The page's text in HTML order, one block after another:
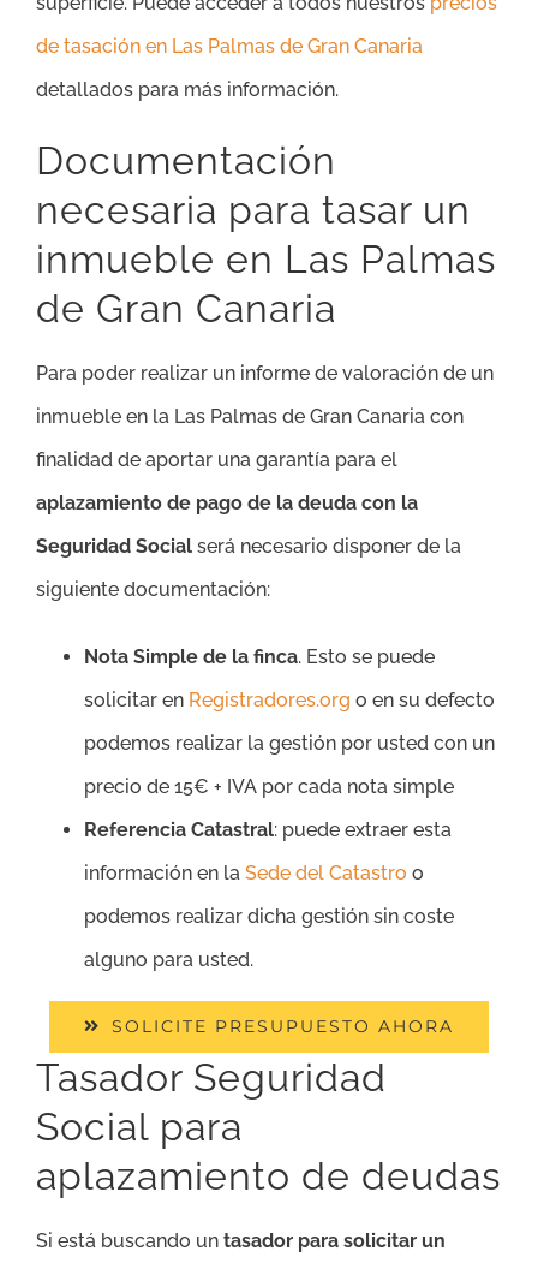
de tasación en Las Palmas de Gran Canaria
detallados para más información.
Documentación
necesaria para tasar un
inmueble en Las Palmas
de Gran Canaria
Para poder realizar un informe de valoración de un
inmueble en la Las Palmas de Gran Canaria con
finalidad de aportar una garantía para el
aplazamiento de pago de la deuda con la
Seguridad Social será necesario disponer de la
siguiente documentación:
Nota Simple de la finca. Esto se puede
solicitar en Registradores.org o en su defecto
podemos realizar la gestión por usted con un
precio de 15€ + IVA por cada nota simple
Referencia Catastral: puede extraer esta
información en la Sede del Catastro o
podemos realizar dicha gestión sin coste
alguno para usted.
SOLICITE PRESUPUESTO AHORA
Tasador Seguridad
Social para
aplazamiento de deudas
Si está buscando un tasador para solicitar un